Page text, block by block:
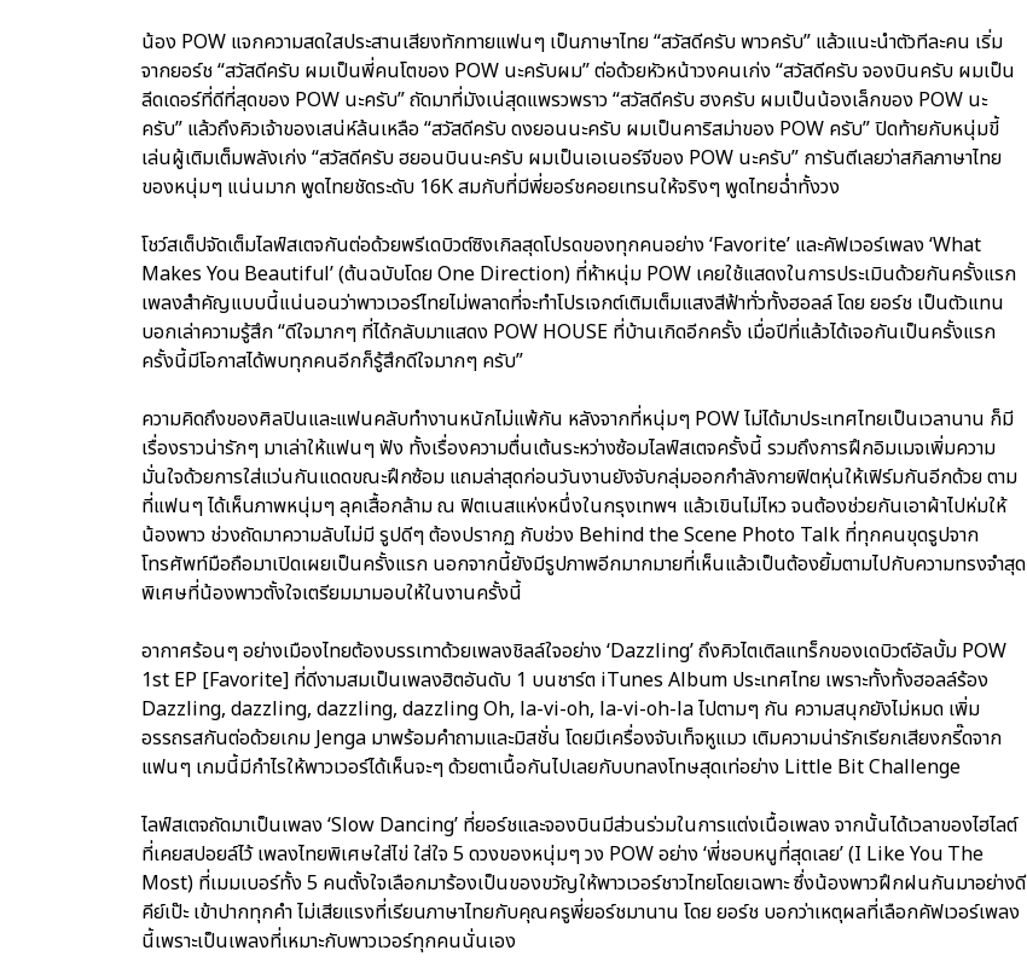
น้อง POW แจกความสดใสประสานเสียงทักทายแฟนๆ เป็นภาษาไทย “สวัสดีครับ พาวครับ” แล้วแนะนำตัวทีละคน เริ่ม
จากยอร์ช “สวัสดีครับ ผมเป็นพี่คนโตของ POW นะครับผม” ต่อด้วยหัวหน้าวงคนเก่ง “สวัสดีครับ จองบินครับ ผมเป็น
ลีดเดอร์ที่ดีที่สุดของ POW นะครับ” ถัดมาที่มังเน่สุดแพรวพราว “สวัสดีครับ ฮงครับ ผมเป็นน้องเล็กของ POW นะ
ครับ” แล้วถึงคิวเจ้าของเสน่ห์ล้นเหลือ “สวัสดีครับ ดงยอนนะครับ ผมเป็นคาริสม่าของ POW ครับ” ปิดท้ายกับหนุ่มขี้
เล่นผู้เติมเต็มพลังเก่ง “สวัสดีครับ ฮยอนบินนะครับ ผมเป็นเอเนอร์จีของ POW นะครับ” การันตีเลยว่าสกิลภาษาไทย
ของหนุ่มๆ แน่นมาก พูดไทยชัดระดับ 16K สมกับที่มีพี่ยอร์ชคอยเทรนให้จริงๆ พูดไทยฉ่ำทั้งวง
โชว์สเต็ปจัดเต็มไลฟ์สเตจกันต่อด้วยพรีเดบิวต์ซิงเกิลสุดโปรดของทุกคนอย่าง ‘Favorite’ และคัฟเวอร์เพลง ‘What
Makes You Beautiful’ (ต้นฉบับโดย One Direction) ที่ห้าหนุ่ม POW เคยใช้แสดงในการประเมินด้วยกันครั้งแรก
เพลงสำคัญแบบนี้แน่นอนว่าพาวเวอร์ไทยไม่พลาดที่จะทำโปรเจกต์เติมเต็มแสงสีฟ้าทั่วทั้งฮอลล์ โดย ยอร์ช เป็นตัวแทน
บอกเล่าความรู้สึก “ดีใจมากๆ ที่ได้กลับมาแสดง POW HOUSE ที่บ้านเกิดอีกครั้ง เมื่อปีที่แล้วได้เจอกันเป็นครั้งแรก
ครั้งนี้มีโอกาสได้พบทุกคนอีกก็รู้สึกดีใจมากๆ ครับ”
ความคิดถึงของศิลปินและแฟนคลับทำงานหนักไม่แพ้กัน หลังจากที่หนุ่มๆ POW ไม่ได้มาประเทศไทยเป็นเวลานาน ก็มี
เรื่องราวน่ารักๆ มาเล่าให้แฟนๆ ฟัง ทั้งเรื่องความตื่นเต้นระหว่างซ้อมไลฟ์สเตจครั้งนี้ รวมถึงการฝึกอิมเมจเพิ่มความ
มั่นใจด้วยการใส่แว่นกันแดดขณะฝึกซ้อม แถมล่าสุดก่อนวันงานยังจับกลุ่มออกกำลังกายฟิตหุ่นให้เฟิร์มกันอีกด้วย ตาม
ที่แฟนๆ ได้เห็นภาพหนุ่มๆ ลุคเสื้อกล้าม ณ ฟิตเนสแห่งหนึ่งในกรุงเทพฯ แล้วเขินไม่ไหว จนต้องช่วยกันเอาผ้าไปห่มให้
น้องพาว ช่วงถัดมาความลับไม่มี รูปดีๆ ต้องปรากฏ กับช่วง Behind the Scene Photo Talk ที่ทุกคนขุดรูปจาก
โทรศัพท์มือถือมาเปิดเผยเป็นครั้งแรก นอกจากนี้ยังมีรูปภาพอีกมากมายที่เห็นแล้วเป็นต้องยิ้มตามไปกับความทรงจำสุด
พิเศษที่น้องพาวตั้งใจเตรียมมามอบให้ในงานครั้งนี้
อากาศร้อนๆ อย่างเมืองไทยต้องบรรเทาด้วยเพลงชิลล์ใจอย่าง ‘Dazzling’ ถึงคิวไตเติลแทร็กของเดบิวต์อัลบั้ม POW
1st EP [Favorite] ที่ดีงามสมเป็นเพลงฮิตอันดับ 1 บนชาร์ต iTunes Album ประเทศไทย เพราะทั้งทั้งฮอลล์ร้อง
Dazzling, dazzling, dazzling, dazzling Oh, la-vi-oh, la-vi-oh-la ไปตามๆ กัน ความสนุกยังไม่หมด เพิ่ม
อรรถรสกันต่อด้วยเกม Jenga มาพร้อมคำถามและมิสชั่น โดยมีเครื่องจับเท็จหูแมว เติมความน่ารักเรียกเสียงกรี๊ดจาก
แฟนๆ เกมนี้มีกำไรให้พาวเวอร์ได้เห็นจะๆ ด้วยตาเนื้อกันไปเลยกับบทลงโทษสุดเท่อย่าง Little Bit Challenge
ไลฟ์สเตจถัดมาเป็นเพลง ‘Slow Dancing’ ที่ยอร์ชและจองบินมีส่วนร่วมในการแต่งเนื้อเพลง จากนั้นได้เวลาของไฮไลต์
ที่เคยสปอยล์ไว้ เพลงไทยพิเศษใส่ไข่ ใส่ใจ 5 ดวงของหนุ่มๆ วง POW อย่าง ‘พี่ชอบหนูที่สุดเลย’ (I Like You The
Most) ที่เมมเบอร์ทั้ง 5 คนตั้งใจเลือกมาร้องเป็นของขวัญให้พาวเวอร์ชาวไทยโดยเฉพาะ ซึ่งน้องพาวฝึกฝนกันมาอย่างดี
คีย์เป๊ะ เข้าปากทุกคำ ไม่เสียแรงที่เรียนภาษาไทยกับคุณครูพี่ยอร์ชมานาน โดย ยอร์ช บอกว่าเหตุผลที่เลือกคัฟเวอร์เพลง
นี้เพราะเป็นเพลงที่เหมาะกับพาวเวอร์ทุกคนนั่นเอง